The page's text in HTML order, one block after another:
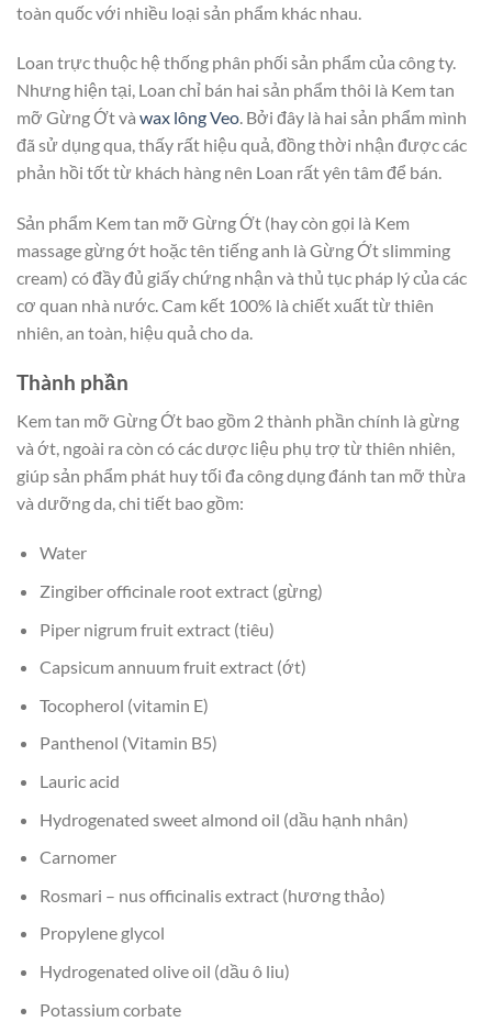
toàn quốc với nhiều loại sản phẩm khác nhau.
Loan trực thuộc hệ thống phân phối sản phẩm của công ty.
Nhưng hiện tại, Loan chỉ bán hai sản phẩm thôi là Kem tan
mỡ Gừng Ớt và wax lông Veo. Bởi đây là hai sản phẩm mình
đã sử dụng qua, thấy rất hiệu quả, đồng thời nhận được các
phản hồi tốt từ khách hàng nên Loan rất yên tâm để bán.
Sản phẩm Kem tan mỡ Gừng Ớt (hay còn gọi là Kem
massage gừng ớt hoặc tên tiếng anh là Gừng Ớt slimming
cream) có đầy đủ giấy chứng nhận và thủ tục pháp lý của các
cơ quan nhà nước. Cam kết 100% là chiết xuất từ thiên
nhiên, an toàn, hiệu quả cho da.
Thành phần
Kem tan mỡ Gừng Ớt bao gồm 2 thành phần chính là gừng
và ớt, ngoài ra còn có các dược liệu phụ trợ từ thiên nhiên,
giúp sản phẩm phát huy tối đa công dụng đánh tan mỡ thừa
và dưỡng da, chi tiết bao gồm:
Water
Zingiber officinale root extract (gừng)
Piper nigrum fruit extract (tiêu)
Capsicum annuum fruit extract (ớt)
Tocopherol (vitamin E)
Panthenol (Vitamin B5)
Lauric acid
Hydrogenated sweet almond oil (dầu hạnh nhân)
Carnomer
Rosmari – nus officinalis extract (hương thảo)
Propylene glycol
Hydrogenated olive oil (dầu ô liu)
Potassium corbate